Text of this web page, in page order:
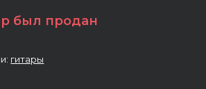
был продан
гитары